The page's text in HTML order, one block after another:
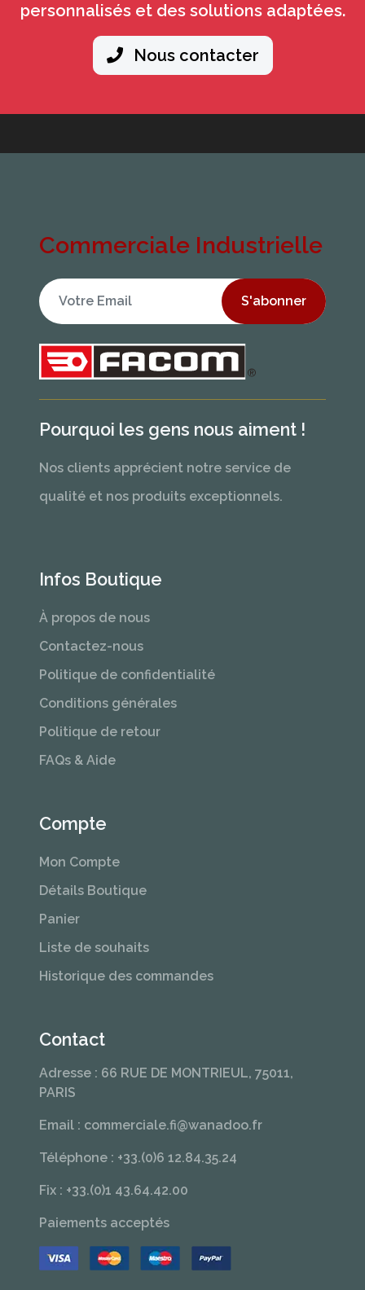
personnalisés et des solutions adaptées.
Nous contacter
Commerciale Industrielle
S'abonner
Pourquoi les gens nous aiment !
Nos clients apprécient notre service de
qualité et nos produits exceptionnels.
Infos Boutique
À propos de nous
Contactez-nous
Politique de confidentialité
Conditions générales
Politique de retour
FAQs & Aide
Compte
Mon Compte
Détails Boutique
Panier
Liste de souhaits
Historique des commandes
Contact
Adresse : 66 RUE DE MONTRIEUL, 75011,
PARIS
Email : commerciale.fi@wanadoo.fr
Téléphone : +33.(0)6 12.84.35.24
Fix : +33.(0)1 43.64.42.00
Paiements acceptés